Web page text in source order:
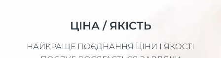
ЦІНА / ЯКІСТЬ
НАЙКРАЩЕ ПОЄДНАННЯ ЦІНИ І ЯКОСТІ